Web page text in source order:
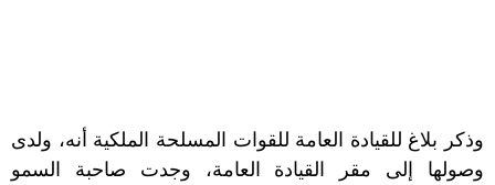
وذكر بلاغ للقيادة العامة للقوات المسلحة الملكية أنه، ولدى
وصولها إلى مقر القيادة العامة، وجدت صاحبة السمو